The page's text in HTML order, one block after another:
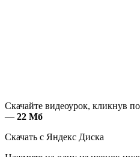
Скачайте видеоурок, кликнув
— 22 Мб
Скачать с Яндекс Диска